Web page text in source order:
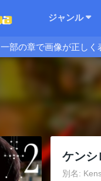
ジャンル
一部の章で画像が正しく
ケンシ
別名: